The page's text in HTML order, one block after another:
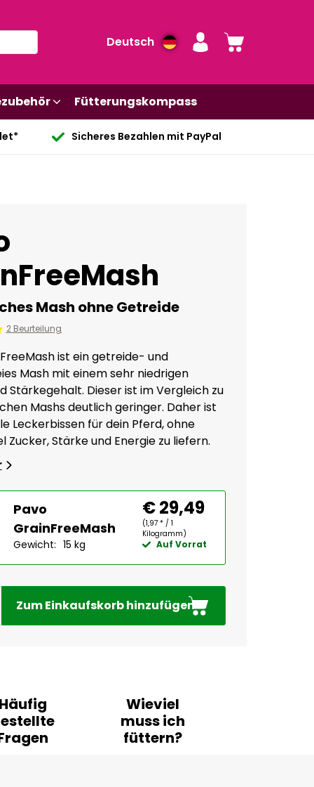
Deutsch
Fütterungskompass
Sicheres Bezahlen mit PayPal
Mash ohne Getreide
2 Beurteilung
ist ein getreide- und
Mash mit einem sehr niedrigen
Stärkegehalt. Dieser ist im Vergleich zu
Mashs deutlich geringer. Daher ist
Leckerbissen für dein Pferd, ohne
Zucker, Stärke und Energie zu liefern.
Pavo
GrainFreeMash
Gewicht: 15 kg
€ 29,49
(1,97 * / 1
Kilogramm)
Auf Vorrat
Zum Einkaufskorb hinzufügen
Häufig
Wieviel
muss ich
füttern?